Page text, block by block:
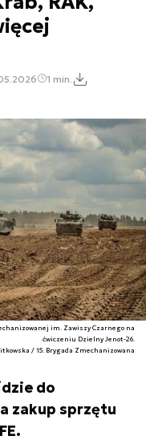
1 min.
im. Zawiszy Czarnego na
ćwiczeniu Dzielny Jenot-26.
/ 15. Brygada Zmechanizowana
do
zakup sprzętu